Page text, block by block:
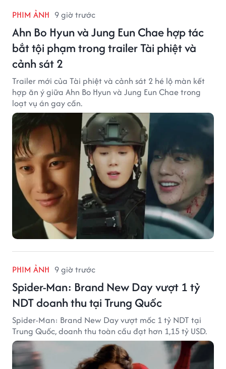
PHIM ẢNH 9 giờ trước
Ahn Bo Hyun và Jung Eun Chae hợp tác
bắt tội phạm trong trailer Tài phiệt và
cảnh sát 2
Trailer mới của Tài phiệt và cảnh sát 2 hé lộ màn kết
hợp ăn ý giữa Ahn Bo Hyun và Jung Eun Chae trong
loạt vụ án gay cấn.
PHIM ẢNH 9 giờ trước
Spider-Man: Brand New Day vượt 1 tỷ
NDT doanh thu tại Trung Quốc
Spider-Man: Brand New Day vượt mốc 1 tỷ NDT tại
Trung Quốc, doanh thu toàn cầu đạt hơn 1,15 tỷ USD.